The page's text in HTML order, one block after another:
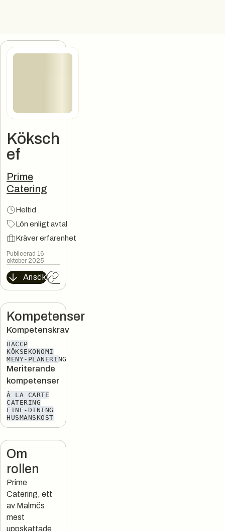
Köksch
ef
Jobbannons
Prime
Catering
Heltid
Lön enligt avtal
Kräver erfarenhet
Publicerad 16
oktober 2025
Ansök
Kompetenser
Kompetenskrav
HACCP
KÖKSEKONOMI
MENY-PLANERING
Meriterande
kompetenser
À LA CARTE
CATERING
FINE-DINING
HUSMANSKOST
Om
rollen
Prime
Catering, ett
av Malmös
mest
uppskattade